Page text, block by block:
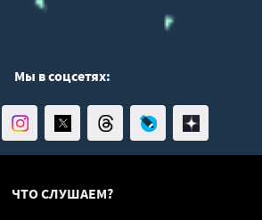
Мы в соцсетях:
ЧТО СЛУШАЕМ?